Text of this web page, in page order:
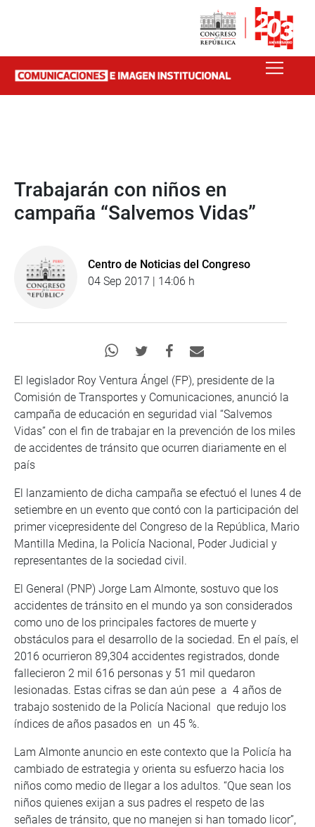
Trabajarán con niños en
campaña “Salvemos Vidas”
Centro de Noticias del Congreso
04 Sep 2017 | 14:06 h
El legislador Roy Ventura Ángel (FP), presidente de la
Comisión de Transportes y Comunicaciones, anunció la
campaña de educación en seguridad vial “Salvemos
Vidas” con el fin de trabajar en la prevención de los miles
de accidentes de tránsito que ocurren diariamente en el
país
El lanzamiento de dicha campaña se efectuó el lunes 4 de
setiembre en un evento que contó con la participación del
primer vicepresidente del Congreso de la República, Mario
Mantilla Medina, la Policía Nacional, Poder Judicial y
representantes de la sociedad civil.
El General (PNP) Jorge Lam Almonte, sostuvo que los
accidentes de tránsito en el mundo ya son considerados
como uno de los principales factores de muerte y
obstáculos para el desarrollo de la sociedad. En el país, el
2016 ocurrieron 89,304 accidentes registrados, donde
fallecieron 2 mil 616 personas y 51 mil quedaron
lesionadas. Estas cifras se dan aún pese a 4 años de
trabajo sostenido de la Policía Nacional que redujo los
índices de años pasados en un 45 %.
Lam Almonte anuncio en este contexto que la Policía ha
cambiado de estrategia y orienta su esfuerzo hacia los
niños como medio de llegar a los adultos. “Que sean los
niños quienes exijan a sus padres el respeto de las
señales de tránsito, que no manejen si han tomado licor”,